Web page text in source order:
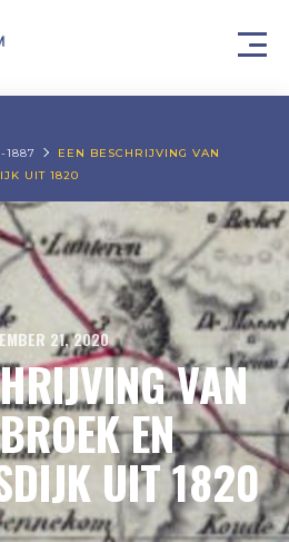
1887
EEN BESCHRIJVING VAN
UIT 1820
21, 2020
VAN
EN
UIT 1820